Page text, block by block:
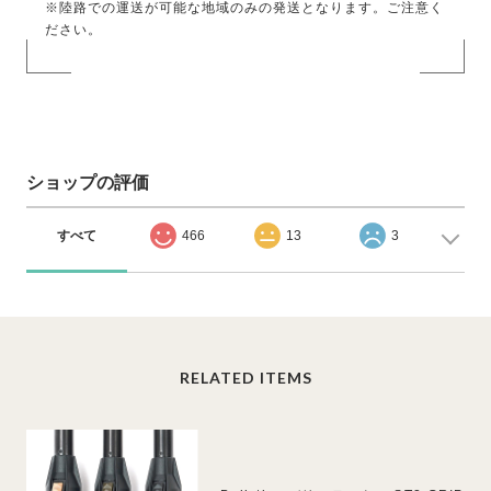
※陸路での運送が可能な地域のみの発送となります。ご注意く
ださい。
ショップの評価
すべて 466 13 3
RELATED ITEMS